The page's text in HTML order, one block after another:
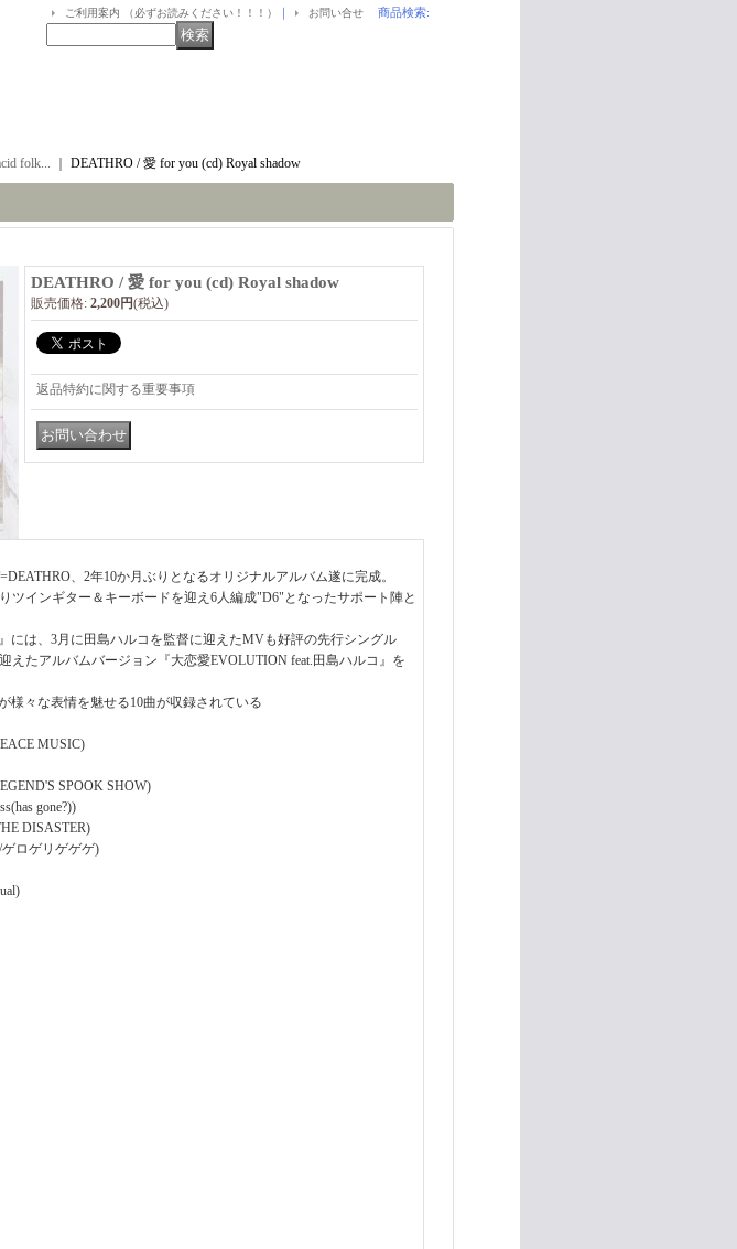
ご利用案内 （必ずお読みください！！！） ｜ お問い合せ 商品検索:
folk... DEATHRO / 愛 for you (cd) Royal shadow
DEATHRO / 愛 for you (cd) Royal shadow
販売価格: 2,200円(税込)
返品特約に関する重要事項
、2年10か月ぶりとなるオリジナルアルバム遂に完成。
ツインギター＆キーボードを迎え6人編成"D6"となったサポート陣と
には、3月に田島ハルコを監督に迎えたMVも好評の先行シングル
えたアルバムバージョン『大恋愛EVOLUTION feat.田島ハルコ』を
様々な表情を魅せる10曲が収録されている
MUSIC)
SPOOK SHOW)
gone?))
DISASTER)
ロゲリゲゲゲ)